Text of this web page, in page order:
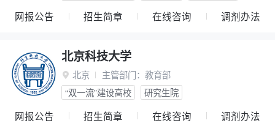
网报公告 招生简章 在线咨询 调剂办法
北京科技大学
 北京 主管部门： 教育部
“双一流”建设高校
研究生院
网报公告 招生简章 在线咨询 调剂办法